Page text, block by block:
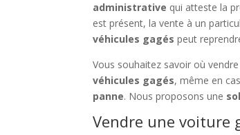
administrative qui atteste la
est présent, la vente à un
véhicules gagés peut
Vous souhaitez savoir où
véhicules gagés, même en
panne. Nous proposons une
Vendre une voiture